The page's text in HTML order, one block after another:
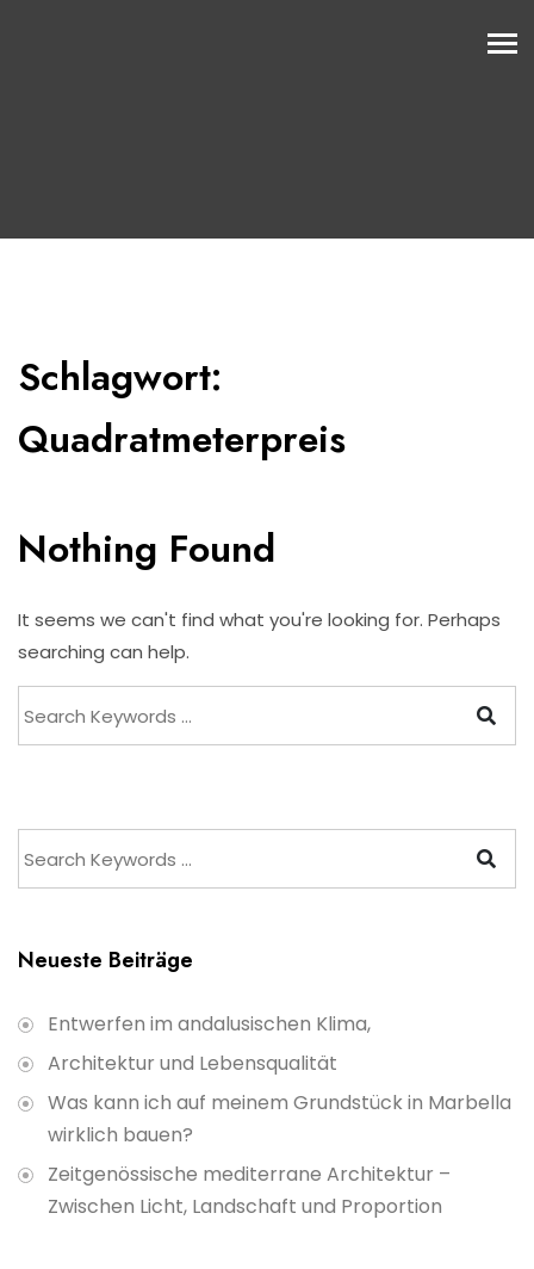
Schlagwort:
Quadratmeterpreis
Nothing Found
It seems we can't find what you're looking for. Perhaps
searching can help.
Neueste Beiträge
Entwerfen im andalusischen Klima,
Architektur und Lebensqualität
Was kann ich auf meinem Grundstück in Marbella
wirklich bauen?
Zeitgenössische mediterrane Architektur –
Zwischen Licht, Landschaft und Proportion